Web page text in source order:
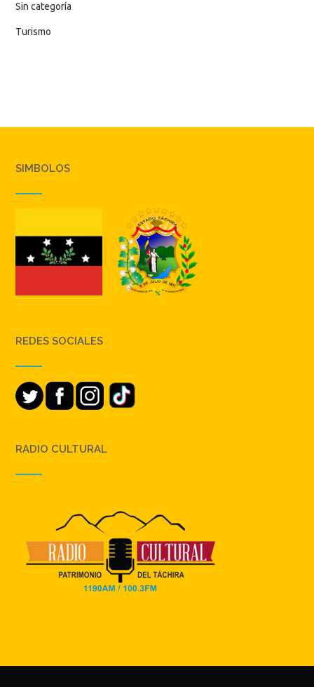
Sin categoría
Turismo
SIMBOLOS
REDES SOCIALES
RADIO CULTURAL